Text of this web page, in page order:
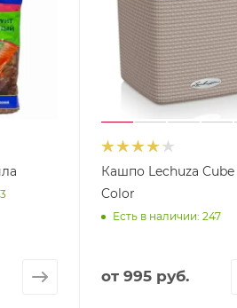
Кашпо Lechuza Cube
Color
Есть в наличии: 247
от 995 руб.